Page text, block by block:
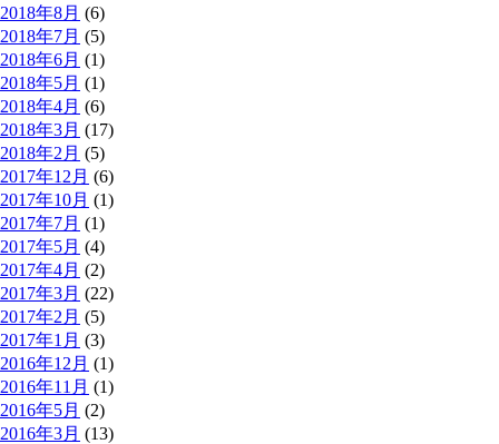
2018年8月 (6)
2018年7月 (5)
2018年6月 (1)
2018年5月 (1)
2018年4月 (6)
2018年3月 (17)
2018年2月 (5)
2017年12月 (6)
2017年10月 (1)
2017年7月 (1)
2017年5月 (4)
2017年4月 (2)
2017年3月 (22)
2017年2月 (5)
2017年1月 (3)
2016年12月 (1)
2016年11月 (1)
2016年5月 (2)
2016年3月 (13)